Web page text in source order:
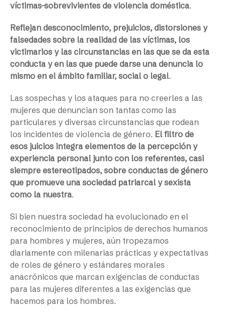
víctimas-sobrevivientes de violencia doméstica.
Reflejan desconocimiento, prejuicios, distorsiones y
falsedades sobre la realidad de las víctimas, los
victimarios y las circunstancias en las que se da esta
conducta y en las que puede darse una denuncia lo
mismo en el ámbito familiar, social o legal.
Las sospechas y los ataques para no creerles a las
mujeres que denuncian son tantas como las
particulares y diversas circunstancias que rodean
los incidentes de violencia de género. El filtro de
esos juicios integra elementos de la percepción y
experiencia personal junto con los referentes, casi
siempre estereotipados, sobre conductas de género
que promueve una sociedad patriarcal y sexista
como la nuestra.
Si bien nuestra sociedad ha evolucionado en el
reconocimiento de principios de derechos humanos
para hombres y mujeres, aún tropezamos
diariamente con milenarias prácticas y expectativas
de roles de género y estándares morales
anacrónicos que marcan exigencias de conductas
para las mujeres diferentes a las exigencias que
hacemos para los hombres.